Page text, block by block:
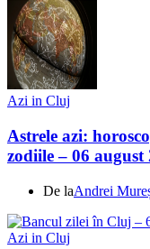
Azi in Cluj
Astrele azi:
zodiile – 06 august
De laAndrei
Azi in Cluj